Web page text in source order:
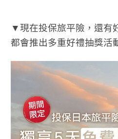
▼現在投保旅平險，還有
都會推出多重好禮抽獎活